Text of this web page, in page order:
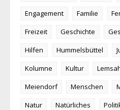
Engagement
Familie
Freizeit
Geschichte
Hilfen
Hummelsbüttel
Kolumne
Kultur
Meiendorf
Menschen
Natur
Natürliches